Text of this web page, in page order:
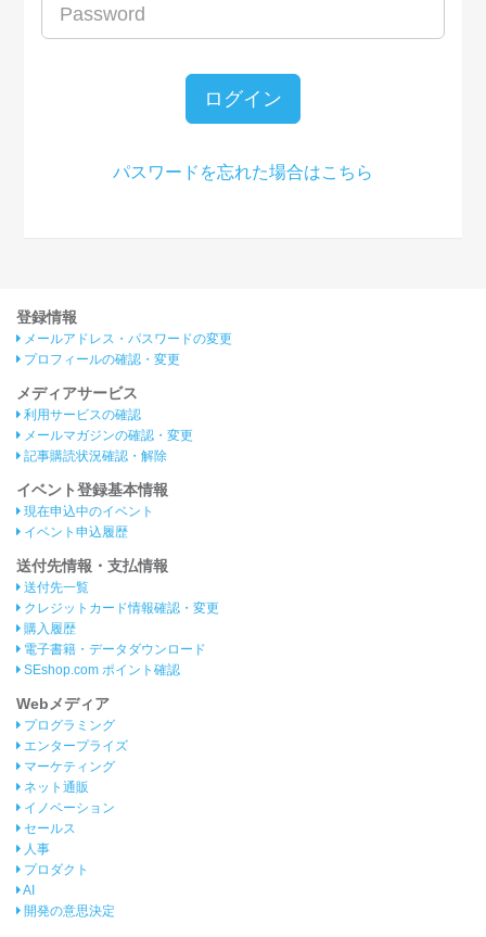
ログイン
パスワードを忘れた場合はこちら
登録情報
メールアドレス・パスワードの変更
プロフィールの確認・変更
メディアサービス
利用サービスの確認
メールマガジンの確認・変更
記事購読状況確認・解除
イベント登録基本情報
現在申込中のイベント
イベント申込履歴
送付先情報・支払情報
送付先一覧
クレジットカード情報確認・変更
購入履歴
電子書籍・データダウンロード
SEshop.com ポイント確認
Webメディア
プログラミング
エンタープライズ
マーケティング
ネット通販
イノベーション
セールス
人事
プロダクト
AI
開発の意思決定